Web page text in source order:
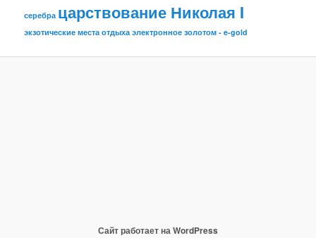
серебра царствование Николая I
экзотические места отдыха электронное золотом - e-gold
Сайт работает на WordPress